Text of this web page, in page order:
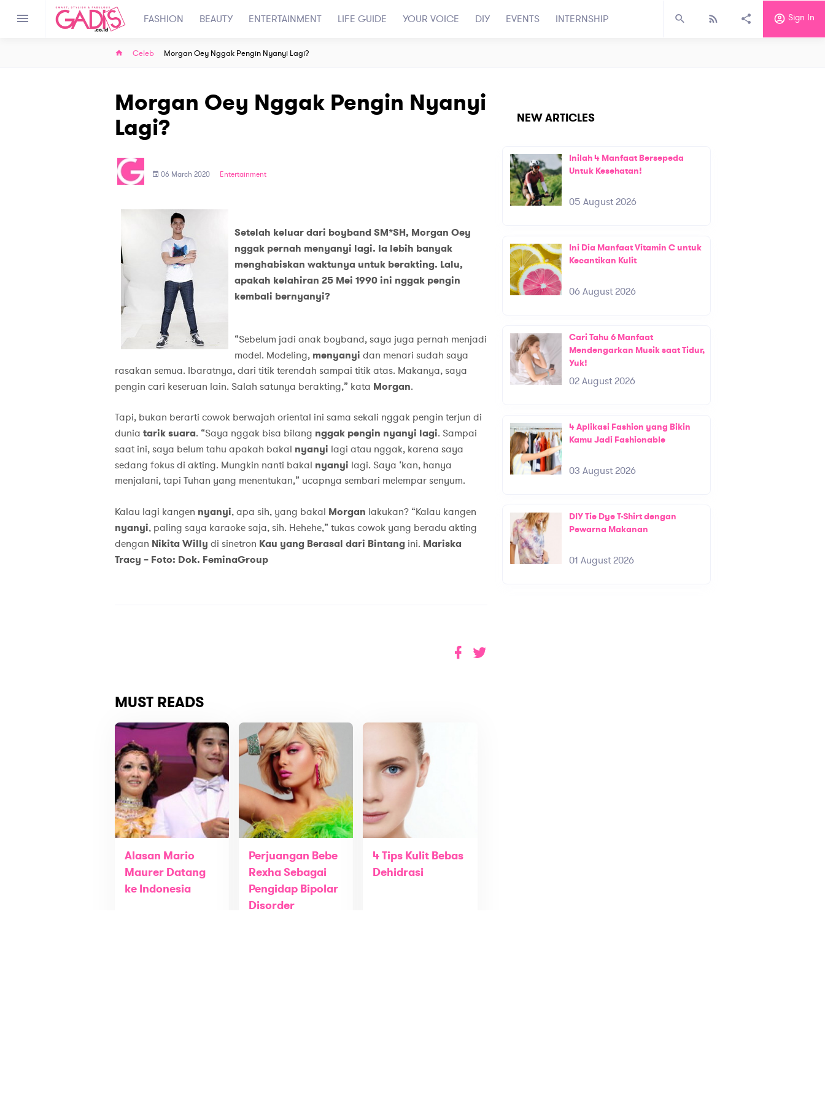
FASHION BEAUTY ENTERTAINMENT LIFE GUIDE YOUR VOICE DIY EVENTS INTERNSHIP Sign In
Celeb Morgan Oey Nggak Pengin Nyanyi Lagi?
Morgan Oey Nggak Pengin Nyanyi
Lagi?
06 March 2020 Entertainment
Setelah keluar dari boyband SM*SH, Morgan Oey
nggak pernah menyanyi lagi. Ia lebih banyak
menghabiskan waktunya untuk berakting. Lalu,
apakah kelahiran 25 Mei 1990 ini nggak pengin
kembali bernyanyi?
“Sebelum jadi anak boyband, saya juga pernah menjadi
model. Modeling, menyanyi dan menari sudah saya
rasakan semua. Ibaratnya, dari titik terendah sampai titik atas. Makanya, saya
pengin cari keseruan lain. Salah satunya berakting,” kata Morgan.
Tapi, bukan berarti cowok berwajah oriental ini sama sekali nggak pengin terjun di
dunia tarik suara. “Saya nggak bisa bilang nggak pengin nyanyi lagi. Sampai
saat ini, saya belum tahu apakah bakal nyanyi lagi atau nggak, karena saya
sedang fokus di akting. Mungkin nanti bakal nyanyi lagi. Saya ‘kan, hanya
menjalani, tapi Tuhan yang menentukan,” ucapnya sembari melempar senyum.
Kalau lagi kangen nyanyi, apa sih, yang bakal Morgan lakukan? “Kalau kangen
nyanyi, paling saya karaoke saja, sih. Hehehe,” tukas cowok yang beradu akting
dengan Nikita Willy di sinetron Kau yang Berasal dari Bintang ini. Mariska
Tracy – Foto: Dok. FeminaGroup
MUST READS
Alasan Mario
Maurer Datang
ke Indonesia
Perjuangan Bebe
Rexha Sebagai
Pengidap Bipolar
Disorder
4 Tips Kulit Bebas
Dehidrasi
NEW ARTICLES
Inilah 4 Manfaat Bersepeda
Untuk Kesehatan!
05 August 2026
Ini Dia Manfaat Vitamin C untuk
Kecantikan Kulit
06 August 2026
Cari Tahu 6 Manfaat
Mendengarkan Musik saat Tidur,
Yuk!
02 August 2026
4 Aplikasi Fashion yang Bikin
Kamu Jadi Fashionable
03 August 2026
DIY Tie Dye T-Shirt dengan
Pewarna Makanan
01 August 2026